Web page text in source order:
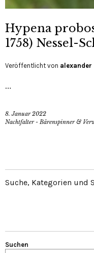
Hypena
1758) Nessel-
Veröffentlicht von alexander
…
8. Januar 2022
Nachtfalter - Bärenspinner &
Suche, Kategorien und
Suchen